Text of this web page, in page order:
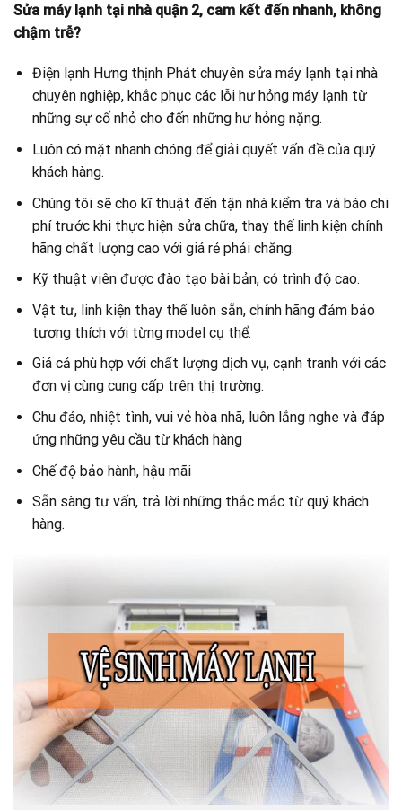
Sửa máy lạnh tại nhà quận 2, cam kết đến nhanh, không
chậm trễ?
Điện lạnh Hưng thịnh Phát chuyên sửa máy lạnh tại nhà
chuyên nghiệp, khắc phục các lỗi hư hỏng máy lạnh từ
những sự cố nhỏ cho đến những hư hỏng nặng.
Luôn có mặt nhanh chóng để giải quyết vấn đề của quý
khách hàng.
Chúng tôi sẽ cho kĩ thuật đến tận nhà kiểm tra và báo chi
phí trước khi thực hiện sửa chữa, thay thế linh kiện chính
hãng chất lượng cao với giá rẻ phải chăng.
Kỹ thuật viên được đào tạo bài bản, có trình độ cao.
Vật tư, linh kiện thay thế luôn sẵn, chính hãng đảm bảo
tương thích với từng model cụ thể.
Giá cả phù hợp với chất lượng dịch vụ, cạnh tranh với các
đơn vị cùng cung cấp trên thị trường.
Chu đáo, nhiệt tình, vui vẻ hòa nhã, luôn lắng nghe và đáp
ứng những yêu cầu từ khách hàng
Chế độ bảo hành, hậu mãi
Sẵn sàng tư vấn, trả lời những thắc mắc từ quý khách
hàng.